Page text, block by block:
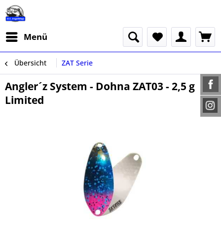
Menü
Übersicht ZAT Serie
Angler´z System - Dohna ZAT03 - 2,5 g
Limited